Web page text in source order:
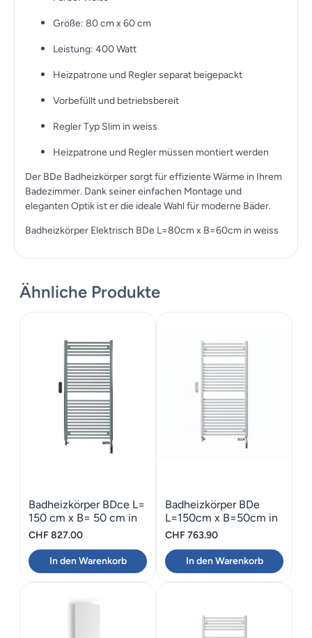
Größe: 80 cm x 60 cm
Leistung: 400 Watt
Heizpatrone und Regler separat beigepackt
Vorbefüllt und betriebsbereit
Regler Typ Slim in weiss
Heizpatrone und Regler müssen montiert werden
Der BDe Badheizkörper sorgt für effiziente Wärme in Ihrem
Badezimmer. Dank seiner einfachen Montage und
eleganten Optik ist er die ideale Wahl für moderne Bäder.
Badheizkörper Elektrisch BDe L=80cm x B=60cm in weiss
Ähnliche Produkte
Badheizkörper BDce L=
150 cm x B= 50 cm in
chrom
CHF827.00
In den Warenkorb
Badheizkörper BDe
L=150cm x B=50cm in
weiss
CHF763.90
In den Warenkorb